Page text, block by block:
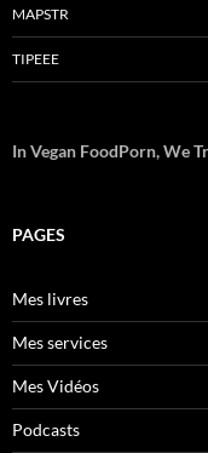
MAPSTR
TIPEEE
In Vegan FoodPorn, We
PAGES
Mes livres
Mes services
Mes Vidéos
Podcasts